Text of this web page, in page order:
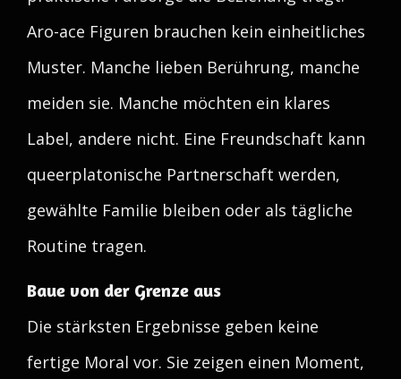
Aro-ace Figuren brauchen kein einheitliches
Muster. Manche lieben Berührung, manche
meiden sie. Manche möchten ein klares
Label, andere nicht. Eine Freundschaft kann
queerplatonische Partnerschaft werden,
gewählte Familie bleiben oder als tägliche
Routine tragen.
Baue von der Grenze aus
Die stärksten Ergebnisse geben keine
fertige Moral vor. Sie zeigen einen Moment,